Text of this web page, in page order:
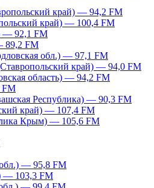
край) — 94,2 FM
край) — 100,4 FM
— 92,1 FM
89,2 FM
обл.) — 97,1 FM
край) — 94,0 FM
область) — 94,2 FM
FM
Республика) — 90,3 FM
край) — 107,4 FM
Крым) — 105,6 FM
— 95,8 FM
— 103,3 FM